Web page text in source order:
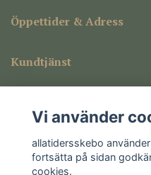
Öppettider & Adress
Kundtjänst
Sociala medier
Vi använder
allatidersskebo
fortsätta på sidan
cookies.